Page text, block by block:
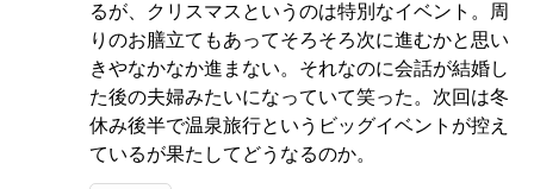
るが、クリスマスというのは特別なイベント。周
りのお膳立てもあってそろそろ次に進むかと思い
きやなかなか進まない。それなのに会話が結婚し
た後の夫婦みたいになっていて笑った。次回は冬
休み後半で温泉旅行というビッグイベントが控え
ているが果たしてどうなるのか。